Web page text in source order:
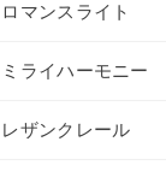
ロマンスライト
ミライハーモニー
レザンクレール